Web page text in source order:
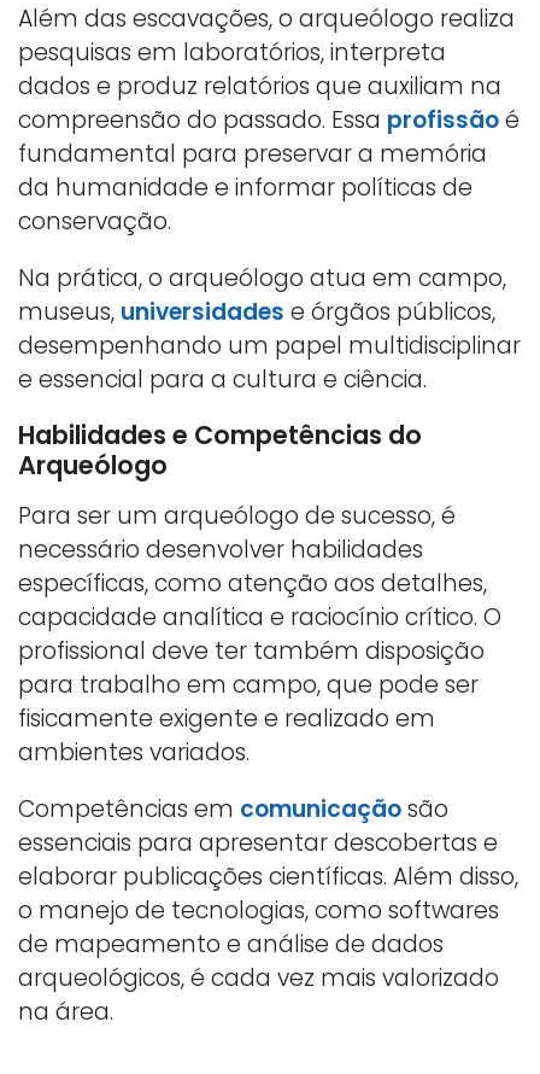
Além das escavações, o arqueólogo realiza
pesquisas em laboratórios, interpreta
dados e produz relatórios que auxiliam na
compreensão do passado. Essa profissãoé
fundamental para preservar a memória
da humanidade e informar políticas de
conservação.
Na prática, o arqueólogo atua em campo,
museus, universidades e órgãos públicos,
desempenhando um papel multidisciplinar
e essencial para a cultura e ciência.
Habilidades e Competências do
Arqueólogo
Para ser um arqueólogo de sucesso, é
necessário desenvolver habilidades
específicas, como atenção aos detalhes,
capacidade analítica e raciocínio crítico. O
profissional deve ter também disposição
para trabalho em campo, que pode ser
fisicamente exigente e realizado em
ambientes variados.
Competências em comunicaçãosão
essenciais para apresentar descobertas e
elaborar publicações científicas. Além disso,
o manejo de tecnologias, como softwares
de mapeamento e análise de dados
arqueológicos, é cada vez mais valorizado
na área.